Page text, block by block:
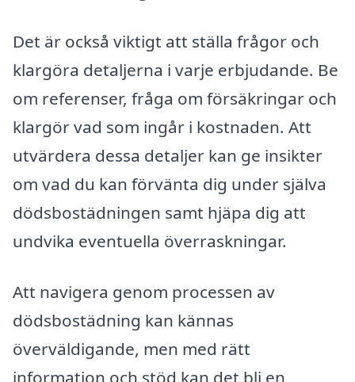
Det är också viktigt att ställa frågor och
klargöra detaljerna i varje erbjudande. Be
om referenser, fråga om försäkringar och
klargör vad som ingår i kostnaden. Att
utvärdera dessa detaljer kan ge insikter
om vad du kan förvänta dig under själva
dödsbostädningen samt hjäpa dig att
undvika eventuella överraskningar.
Att navigera genom processen av
dödsbostädning kan kännas
överväldigande, men med rätt
information och stöd kan det bli en